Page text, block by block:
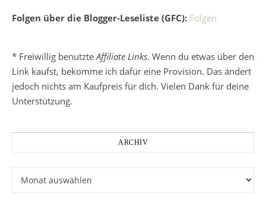
Folgen über die Blogger-Leseliste (GFC): Folgen
* Freiwillig benutzte Affiliate Links. Wenn du etwas über den
Link kaufst, bekomme ich dafür eine Provision. Das ändert
jedoch nichts am Kaufpreis für dich. Vielen Dank für deine
Unterstützung.
ARCHIV